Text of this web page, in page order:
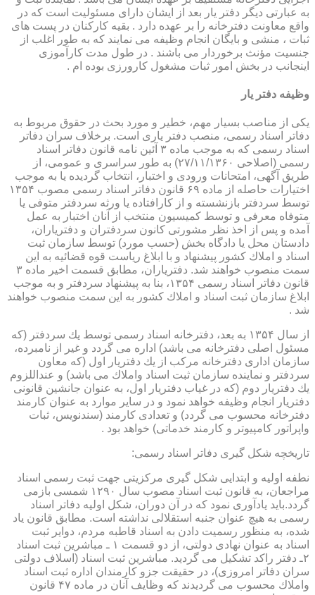
به عبارتی دیگر دفتر یار بعد از ایشان دارای مسئولیت است که در
واقع معاونت دفترخانه را بر عهده دارد . بقیه کارکنان در پست های
ثبات ، منشی و بایگان انجام وظیفه می نمایند که به طور اغلب از
جنسیت مؤنث برخوردار می باشند . در طول مدت کارآموزی
اینجانب در بخش امور ثبات مشغول کارورزی بوده ام .
وظیفه دفتر یار
یكی از مناصب بسیار مهم، خطیر و مورد بحث در حقوق مربوط به
دفاتر اسناد رسمی، منصب دفتر یاری است. برخلاف سران دفاتر
اسناد رسمی كه به موجب ماده ۳ آئین نامه قانون دفاتر اسناد
رسمی (اصلاحی ۲۷/۱۱/۱۳۶۰) به طور سراسری و عمومی، از
طریق آگهی، امتحانات ورودی و اختبار، انتخاب گردیده یا به موجب
اختیارات حاصله از ماده ۶۹ قانون دفاتر اسناد رسمی مصوب ۱۳۵۴
توسط سردفتر بازنشسته و از كارافتاده یا ورثه سردفتر متوفی یا
متوفاه معرفی و توسط كمیسیون منتخب از آنان اختبار به عمل
آمده و پس از اخذ نظر مشورتی كانون سردفتران و دفتریاران،
دادستان محل یا دادگاه بخش (حسب مورد) توسط سازمان ثبت
اسناد و املاك كشور پیشنهاد و با ابلاغ ریاست قوه قضائیه به این
سمت منصوب خواهند شد. دفتریاران، مطابق قسمت اخیر ماده ۳
قانون دفاتر اسناد رسمی ۱۳۵۴، بنا به پیشنهاد سردفتر و به موجب
ابلاغ سازمان ثبت اسناد و املاك كشور به این سمت منصوب خواهند
شد .
از سال ۱۳۵۴ به بعد، دفترخانه اسناد رسمی توسط یك سردفتر (كه
مسئول اصلی دفترخانه می باشد) اداره می گردد و غیر از نامبرده،
سازمان اداری دفترخانه مركب از یك دفتریار اول (كه معاون
سردفتر و نماینده سازمان ثبت اسناد واملاك می باشد) و عنداللزوم
یك دفتریار دوم (كه در غیاب دفتریار اول، به عنوان جانشین قانونی
دفتریار انجام وظیفه خواهد نمود و در سایر موارد به عنوان كارمند
دفترخانه محسوب می گردد) و تعدادی كارمند (سندنویس، ثبات
واپراتور كامپیوتر و كارمند خدماتی) خواهد بود .
تاریخچه شكل گیری دفاتر اسناد رسمی:
نطفه اولیه و ابتدایی شكل گیری مركزیتی جهت ثبت رسمی اسناد
مراجعان، به قانون ثبت اسناد مصوب سال ۱۲۹۰ شمسی بازمی
گردد.باید یادآوری نمود كه در آن دوران، شكل اولیه دفاتر اسناد
رسمی به هیچ عنوان جنبه استقلالی نداشته است. مطابق قانون یاد
شده، به منظور رسمیت دادن به اسناد قاطبه مردم، دوایر ثبت
اسناد به عنوان نهادی دولتی، از دو قسمت ۱ ـ مباشرین ثبت اسناد
۲ـ دفتر راكد تشكیل می گردید. مباشرین ثبت اسناد (اسلاف دولتی
سران دفاتر امروزی)، در حقیقت جزو كارمندان اداره ثبت اسناد
واملاك محسوب می گردیدند كه وظایف آنان در ماده ۴۷ قانون